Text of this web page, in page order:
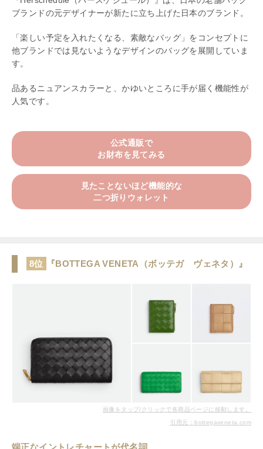
ブランドの元デザイナーが新たに立ち上げた日本のブランド。
「楽しい予定を入れたくなる、素敵なバッグ」をコンセプトに
他ブランドでは見ないようなデザインのバッグを展開していま
す。
品あるニュアンスカラーと、かゆいところに手が届く機能性が
人気です。
公式通販で
お財布を見てみる
見たことないほど機能的な
二つ折りウォレット
8位 『BOTTEGA VENETA（ボッテガ ヴェネタ）』
画像をタップ/クリックで各商品ページに移動します。
引用元：bottegaveneta.com